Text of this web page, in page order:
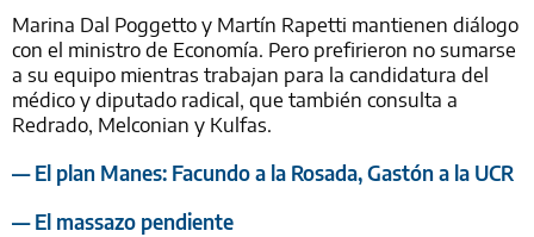
Marina Dal Poggetto y Martín Rapetti mantienen diálogo
con el ministro de Economía. Pero prefirieron no sumarse
a su equipo mientras trabajan para la candidatura del
médico y diputado radical, que también consulta a
Redrado, Melconian y Kulfas.
— El plan Manes: Facundo a la Rosada, Gastón a la UCR
— El massazo pendiente